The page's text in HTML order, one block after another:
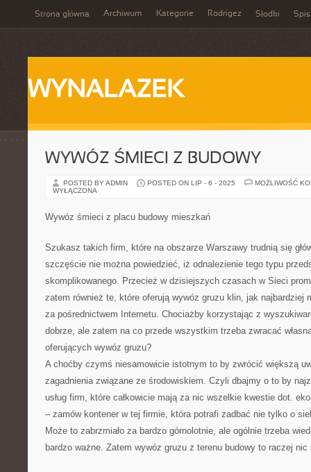
Strona główna Archiwum Kategorie Rodrigez Słodki Spis
WYNALAZEK
WYWÓZ ŚMIECI Z BUDOWY
POSTED BY ADMIN POSTED ON LIP - 6 - 2025
MOŻLIWOŚĆ
WYŁĄCZONA
Wywóz śmieci z placu budowy mieszkań
Szukasz takich firm, które na obszarze Warszawy trudnią się
szczęście nie można powiedzieć, iż odnalezienie tego typu
skomplikowanego. Przecież w dzisiejszych czasach w Sieci
zatem również te, które oferują wywóz gruzu klin, jak najbardziej
za pośrednictwem Internetu. Chociażby korzystając z
dobrze, ale zatem na co przede wszystkim trzeba zwracać
oferujących wywóz gruzu?
A choćby czymś niesamowicie istotnym to by zwrócić większą
zagadnienia związane ze środowiskiem. Czyli dbajmy o to by
usług firm, które całkowicie mają za nic wszelkie kwestie dot.
– zamów kontener w tej firmie, która potrafi zadbać nie tylko o
Może to zabrzmiało za bardzo górnolotnie, ale ogólnie trzeba
bardzo ważne. Zatem wywóz gruzu z terenu budowy to raczej